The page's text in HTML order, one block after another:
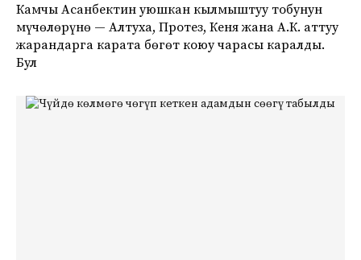
Камчы Асанбектин уюшкан кылмыштуу тобунун
мүчөлөрүнө — Алтуха, Протез, Кеня жана А.К. аттуу
жарандарга карата бөгөт коюу чарасы каралды.
Бул